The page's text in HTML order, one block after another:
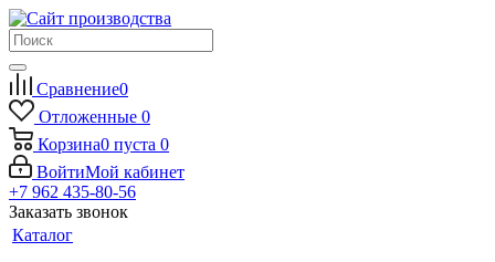
Сравнение0
Отложенные 0
Корзина0 пуста 0
ВойтиМой кабинет
+7 962 435-80-56
Заказать звонок
Каталог